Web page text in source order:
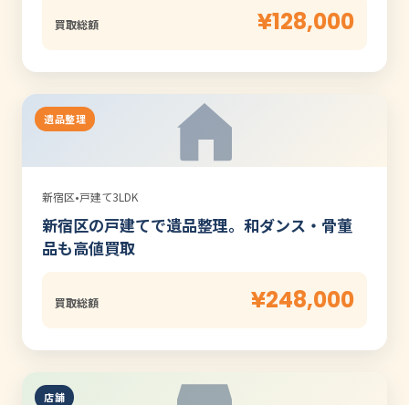
買取総額 ¥128,000
遺品整理
新宿区•戸建て3LDK
新宿区の戸建てで遺品整理。和ダンス・骨董
品も高値買取
買取総額 ¥248,000
店舗